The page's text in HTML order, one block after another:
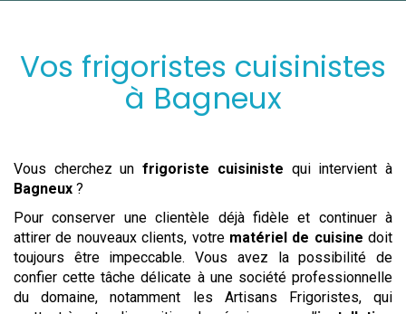
Vos frigoristes cuisinistes
à Bagneux
Vous cherchez unfrigoriste cuisiniste qui intervient à
Bagneux ?
Pour conserver une clientèle déjà fidèle et continuer à
attirer de nouveaux clients, votre matériel de cuisine doit
toujours être impeccable. Vous avez la possibilité de
confier cette tâche délicate à une société professionnelle
du domaine, notamment les Artisans Frigoristes, qui